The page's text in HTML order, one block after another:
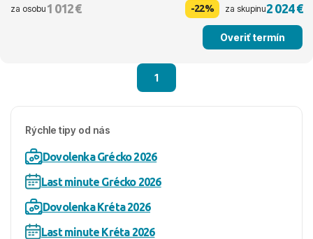
za osobu 1 012 € -22% za skupinu2 024 €
Overiť termín
1
Rýchle tipy od nás
Dovolenka Grécko 2026
Last minute Grécko 2026
Dovolenka Kréta 2026
Last minute Kréta 2026